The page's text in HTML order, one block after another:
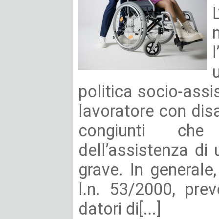
politica socio-
lavoratore con
congiunti
dell’assistenza
grave. In
l.n. 53/2000,
datori di[...]